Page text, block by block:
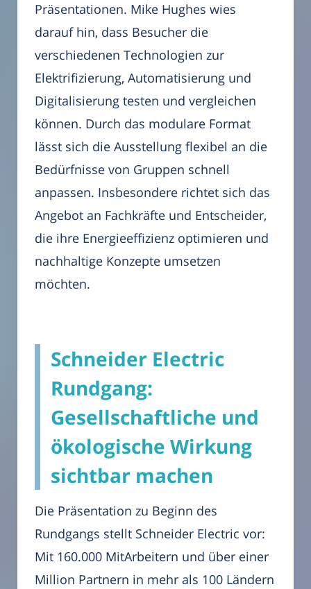
Präsentationen. Mike Hughes wies
darauf hin, dass Besucher die
verschiedenen Technologien zur
Elektrifizierung, Automatisierung und
Digitalisierung testen und vergleichen
können. Durch das modulare Format
lässt sich die Ausstellung flexibel an die
Bedürfnisse von Gruppen schnell
anpassen. Insbesondere richtet sich das
Angebot an Fachkräfte und Entscheider,
die ihre Energieeffizienz optimieren und
nachhaltige Konzepte umsetzen
möchten.
Schneider Electric
Rundgang:
Gesellschaftliche und
ökologische Wirkung
sichtbar machen
Die Präsentation zu Beginn des
Rundgangs stellt Schneider Electric vor:
Mit 160.000 MitArbeitern und über einer
Million Partnern in mehr als 100 Ländern